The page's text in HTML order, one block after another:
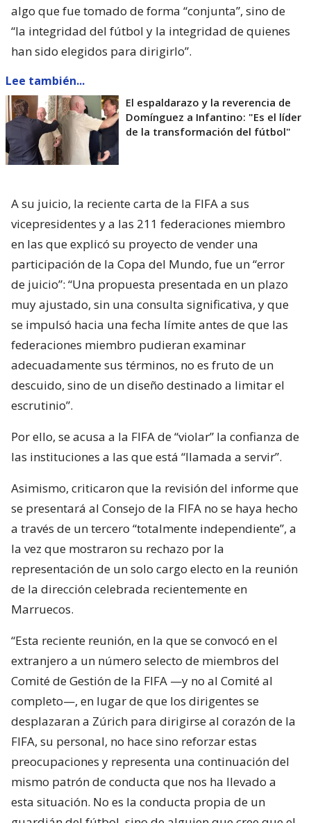
algo que fue tomado de forma “conjunta”, sino de
“la integridad del fútbol y la integridad de quienes
han sido elegidos para dirigirlo”.
Lee también...
El espaldarazo y la reverencia de
Domínguez a Infantino: "Es el líder
de la transformación del fútbol"
A su juicio, la reciente carta de la FIFA a sus
vicepresidentes y a las 211 federaciones miembro
en las que explicó su proyecto de vender una
participación de la Copa del Mundo, fue un “error
de juicio”: “Una propuesta presentada en un plazo
muy ajustado, sin una consulta significativa, y que
se impulsó hacia una fecha límite antes de que las
federaciones miembro pudieran examinar
adecuadamente sus términos, no es fruto de un
descuido, sino de un diseño destinado a limitar el
escrutinio”.
Por ello, se acusa a la FIFA de “violar” la confianza de
las instituciones a las que está “llamada a servir”.
Asimismo, criticaron que la revisión del informe que
se presentará al Consejo de la FIFA no se haya hecho
a través de un tercero “totalmente independiente”, a
la vez que mostraron su rechazo por la
representación de un solo cargo electo en la reunión
de la dirección celebrada recientemente en
Marruecos.
“Esta reciente reunión, en la que se convocó en el
extranjero a un número selecto de miembros del
Comité de Gestión de la FIFA —y no al Comité al
completo—, en lugar de que los dirigentes se
desplazaran a Zúrich para dirigirse al corazón de la
FIFA, su personal, no hace sino reforzar estas
preocupaciones y representa una continuación del
mismo patrón de conducta que nos ha llevado a
esta situación. No es la conducta propia de un